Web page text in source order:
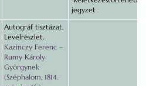
jegyzet
Autográf tisztázat.
Levélrészlet.
Kazinczy Ferenc –
Rumy Károly
Györgynek
(Széphalom, 1814.